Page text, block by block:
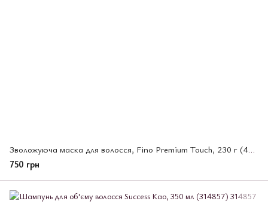
Зволожуюча маска для волосся, Fino Premium Touch, 230 г (493583)
750 грн